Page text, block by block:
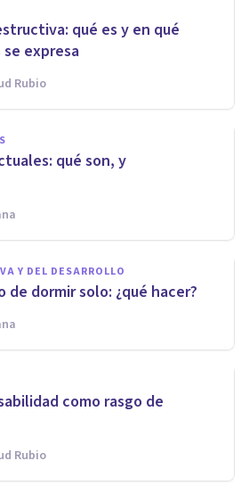
qué es y en qué
expresa
Rubio
qué son, y
Y DEL DESARROLLO
de dormir solo: ¿qué hacer?
como rasgo de
Rubio